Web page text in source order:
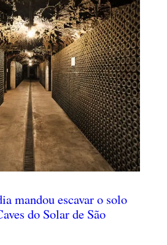
mandou escavar o solo
do Solar de São